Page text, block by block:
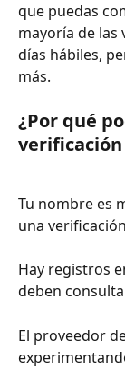
que puedas
mayoría de las
días hábiles,
más.
¿Por qué
Tu nombre es
una
Hay registros
deben
El proveedor